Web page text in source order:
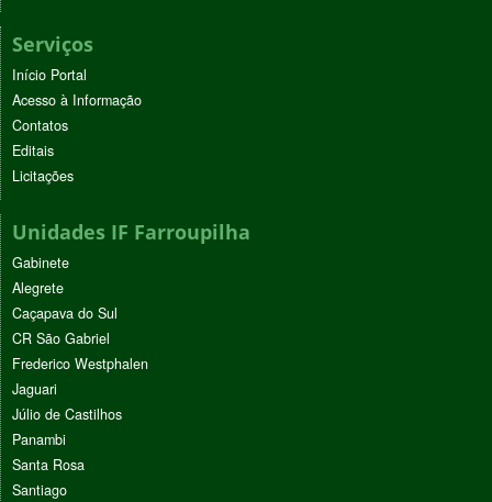
Serviços
Início Portal
Acesso à Informação
Contatos
Editais
Licitações
Unidades IF Farroupilha
Gabinete
Alegrete
Caçapava do Sul
CR São Gabriel
Frederico Westphalen
Jaguari
Júlio de Castilhos
Panambi
Santa Rosa
Santiago